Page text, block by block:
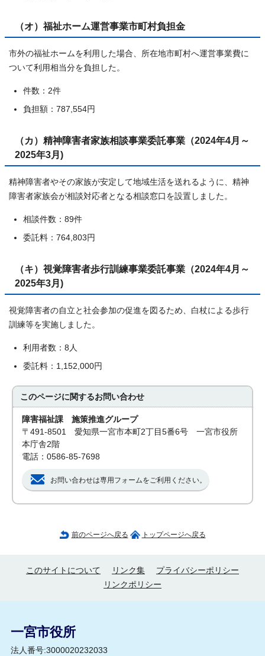
（オ）福祉ホーム運営事業市町村負担金
市外の福祉ホームを利用した場合、所在地市町村へ運営事業費に
ついて利用相当分を負担した。
件数：2件
負担額：787,554円
（カ）精神障害者家族相談事業委託事業（2024年4月～
2025年3月)
精神障害者やその家族が安定して地域生活を送れるように、精神
障害者家族会が相談対応者となる相談窓口を設置しました。
相談件数：89件
委託料：764,803円
（キ）視覚障害者歩行訓練事業委託事業（2024年4月～
2025年3月)
視覚障害者の自立と社会参加の促進を図るため、白杖による歩行
訓練等を実施しました。
利用者数：8人
委託料：1,152,000円
このページに関するお問い合わせ
障害福祉課 施策推進グループ
〒491-8501 愛知県一宮市本町2丁目5番6号 一宮市役所
本庁舎2階
電話：0586-85-7698
お問い合わせは専用フォームをご利用ください。
前のページへ戻る トップページへ戻る
このサイトについて リンク集
プライバシーポリシー
リンクポリシー
一宮市役所
法人番号:3000020232033